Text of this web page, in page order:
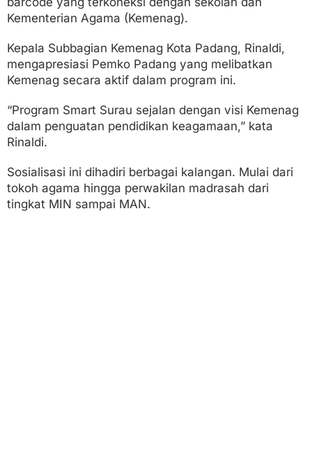
Kementerian Agama (Kemenag).
Kepala Subbagian Kemenag Kota Padang, Rinaldi,
mengapresiasi Pemko Padang yang melibatkan
Kemenag secara aktif dalam program ini.
“Program Smart Surau sejalan dengan visi Kemenag
dalam penguatan pendidikan keagamaan,” kata
Rinaldi.
Sosialisasi ini dihadiri berbagai kalangan. Mulai dari
tokoh agama hingga perwakilan madrasah dari
tingkat MIN sampai MAN.